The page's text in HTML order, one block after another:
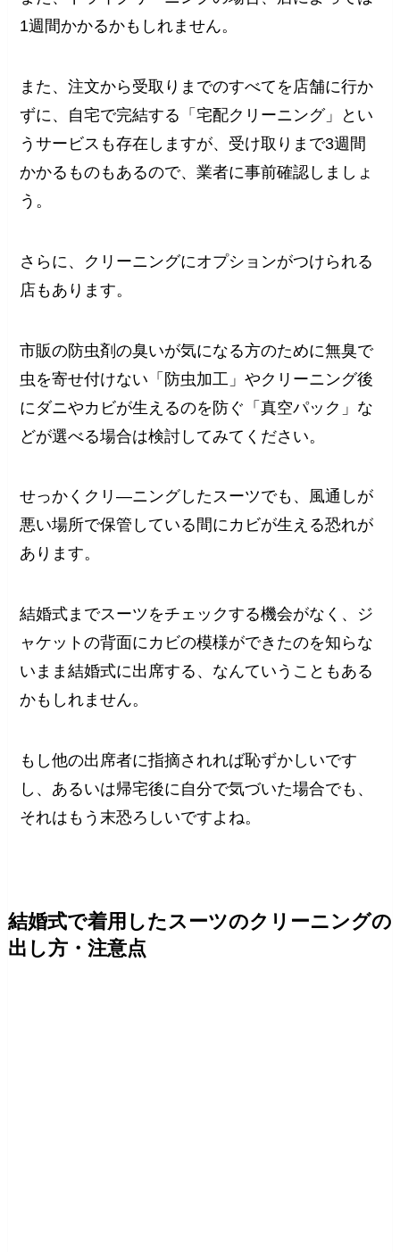
1週間かかるかもしれません。
また、注文から受取りまでのすべてを店舗に行か
ずに、自宅で完結する「宅配クリーニング」とい
うサービスも存在しますが、受け取りまで3週間
かかるものもあるので、業者に事前確認しましょ
う。
さらに、クリーニングにオプションがつけられる
店もあります。
市販の防虫剤の臭いが気になる方のために無臭で
虫を寄せ付けない「防虫加工」やクリーニング後
にダニやカビが生えるのを防ぐ「真空パック」な
どが選べる場合は検討してみてください。
せっかくクリ―ニングしたスーツでも、風通しが
悪い場所で保管している間にカビが生える恐れが
あります。
結婚式までスーツをチェックする機会がなく、ジ
ャケットの背面にカビの模様ができたのを知らな
いまま結婚式に出席する、なんていうこともある
かもしれません。
もし他の出席者に指摘されれば恥ずかしいです
し、あるいは帰宅後に自分で気づいた場合でも、
それはもう末恐ろしいですよね。
結婚式で着用したスーツのクリーニングの
出し方・注意点